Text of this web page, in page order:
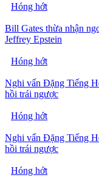
Hóng hớt
Bill Gates thừa nhận
Jeffrey Epstein
Hóng hớt
Nghi vấn Đặng Tiếng
hồi trái ngược
Hóng hớt
Nghi vấn Đặng Tiếng
hồi trái ngược
Hóng hớt